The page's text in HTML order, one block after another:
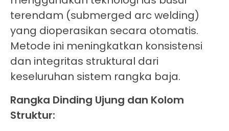
terendam (submerged arc welding)
yang dioperasikan secara otomatis.
Metode ini meningkatkan konsistensi
dan integritas struktural dari
keseluruhan sistem rangka baja.
Rangka Dinding Ujung dan Kolom
Struktur: